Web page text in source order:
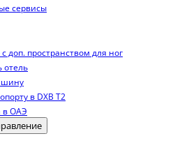
сервисы
доп. пространством для ног
отель
в DXB T2
в ОАЭ